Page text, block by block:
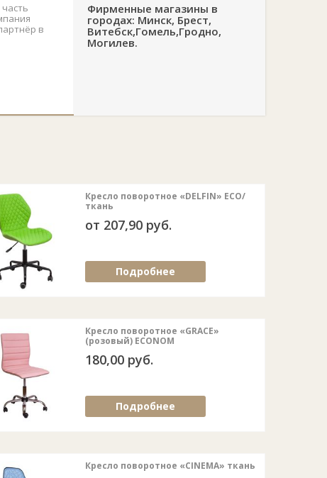
мм: 580
до 100 кг
регулируемые
360 градусов
в
Фирменные магазины в
городах: Минск, Брест,
Витебск,Гомель,Гродно,
Могилев.
Кресло поворотное «DELFIN» ECO/
ткань
от 207,90 руб.
Подробнее
Кресло поворотное «GRACE»
(розовый) ECONOM
180,00 руб.
Подробнее
Кресло поворотное «CINEMA» ткань